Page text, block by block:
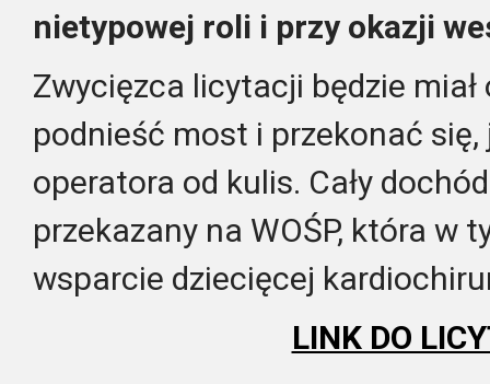
nietypowej roli i przy okazji
Zwycięzca licytacji będzie
podnieść most i przekonać
operatora od kulis. Cały
przekazany na WOŚP, która w
wsparcie dziecięcej
LINK DO